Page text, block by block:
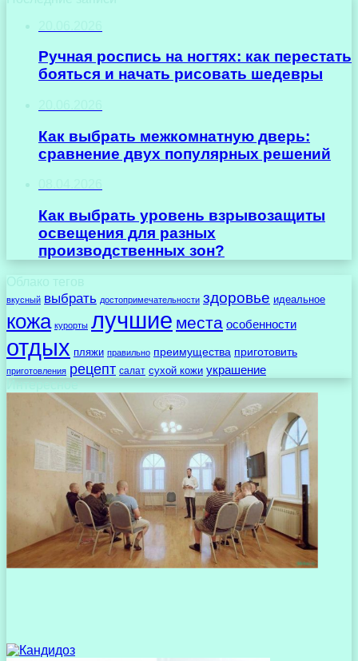
Ручная роспись на ногтях: как перестать
бояться и начать рисовать шедевры
Как выбрать межкомнатную дверь:
сравнение двух популярных решений
Как выбрать уровень взрывозащиты
освещения для разных
производственных зон?
Облако тегов
вкусный выбрать достопримечательности здоровье идеальное
кожа курорты лучшие места особенности
отдых пляжи правильно преимущества приготовить
приготовления рецепт салат сухой кожи украшение